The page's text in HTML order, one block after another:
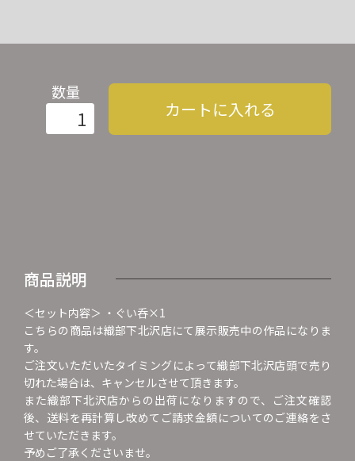
数量
カートに入れる
商品説明
＜セット内容＞ ・ぐい呑×1
こちらの商品は織部下北沢店にて展示販売中の作品になりま
す。
ご注文いただいたタイミングによって織部下北沢店頭で売り
切れた場合は、キャンセルさせて頂きます。
また織部下北沢店からの出荷になりますので、ご注文確認
後、送料を再計算し改めてご請求金額についてのご連絡をさ
せていただきます。
予めご了承くださいませ。